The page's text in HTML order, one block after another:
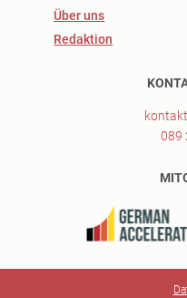
Über uns
Redaktion
089